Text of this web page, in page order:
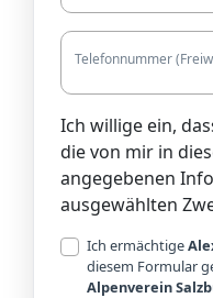
Telefonnummer
Ich willige ein,
die von mir in
angegebenen
ausgewählten
Ich ermächtige
diesem Formular
Alpenverein